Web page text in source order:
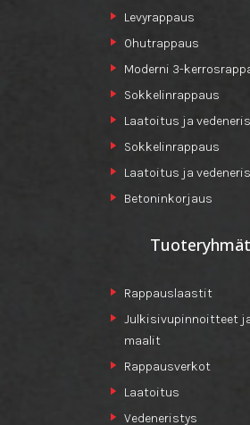
Levyrappaus
Ohutrappaus
Moderni 3-
Sokkelinrappaus
Laatoitus ja
Sokkelinrappaus
Laatoitus ja
Betoninkorjaus
Tuoteryhmät
Rappauslaastit
Julkisivupinnoitteet
maalit
Rappausverkot
Laatoitus
Vedeneristys